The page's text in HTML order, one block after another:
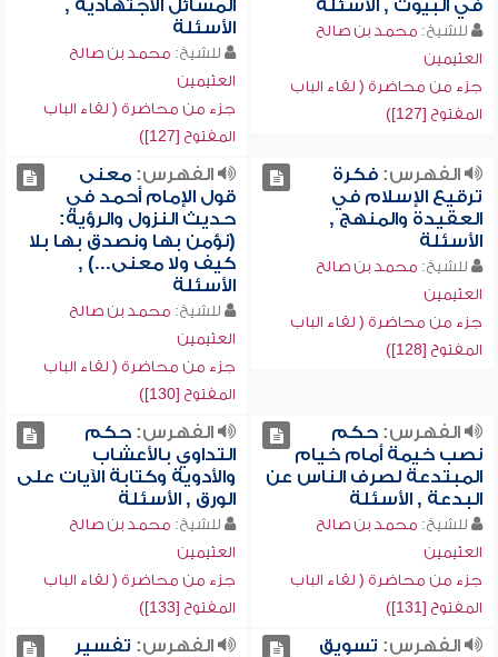
في البيوت , الأسئلة
للشيخ: محمد بن صالح
العثيمين
جزء من محاضرة ( لقاء الباب
المفتوح [127])
المسائل الاجتهادية ,
الأسئلة
للشيخ: محمد بن صالح
العثيمين
جزء من محاضرة ( لقاء الباب
المفتوح [127])
الفهرس:فكرة
ترقيع الإسلام في
العقيدة والمنهج ,
الأسئلة
للشيخ: محمد بن صالح
العثيمين
جزء من محاضرة ( لقاء الباب
المفتوح [128])
الفهرس:معنى
قول الإمام أحمد في
حديث النزول والرؤية:
(نؤمن بها ونصدق بها بلا
كيف ولا معنى...) ,
الأسئلة
للشيخ: محمد بن صالح
العثيمين
جزء من محاضرة ( لقاء الباب
المفتوح [130])
الفهرس:حكم
نصب خيمة أمام خيام
المبتدعة لصرف الناس عن
البدعة , الأسئلة
للشيخ: محمد بن صالح
العثيمين
جزء من محاضرة ( لقاء الباب
المفتوح [131])
الفهرس:حكم
التداوي بالأعشاب
والأدوية وكتابة الآيات على
الورق , الأسئلة
للشيخ: محمد بن صالح
العثيمين
جزء من محاضرة ( لقاء الباب
المفتوح [133])
الفهرس: تسويق
الفهرس: تفسير